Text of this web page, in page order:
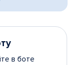
в боте